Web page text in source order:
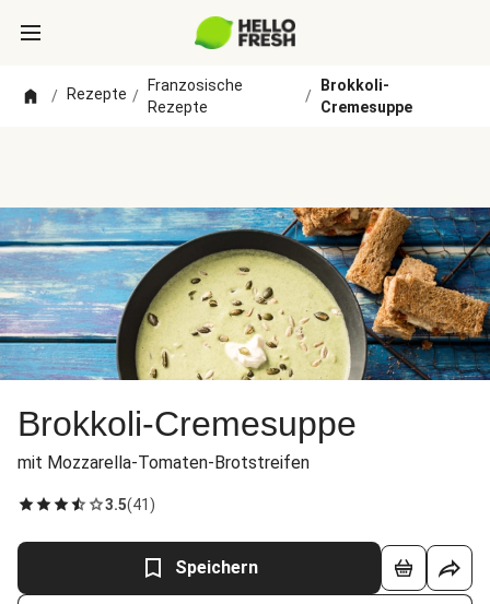
/ Rezepte /
Franzosische
Rezepte
/
Brokkoli-
Cremesuppe
Brokkoli-Cremesuppe
mit Mozzarella-Tomaten-Brotstreifen
3.5(41 )
Speichern